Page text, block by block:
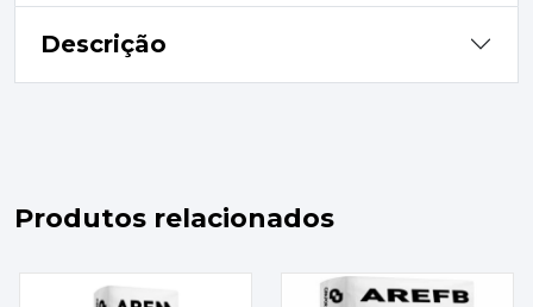
Descrição
Produtos relacionados